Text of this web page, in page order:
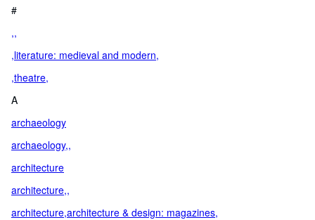
#
,,
,literature: medieval and modern,
,theatre,
A
archaeology
archaeology,,
architecture
architecture,,
architecture,architecture & design: magazines,